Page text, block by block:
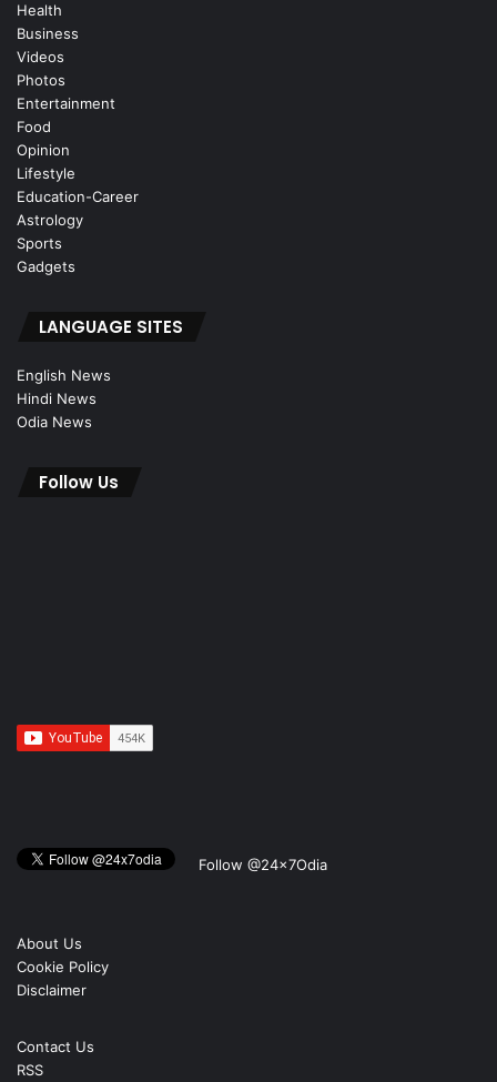
Health
Business
Videos
Photos
Entertainment
Food
Opinion
Lifestyle
Education-Career
Astrology
Sports
Gadgets
LANGUAGE SITES
English News
Hindi News
Odia News
Follow Us
Follow @24x7Odia
About Us
Cookie Policy
Disclaimer
Contact Us
RSS